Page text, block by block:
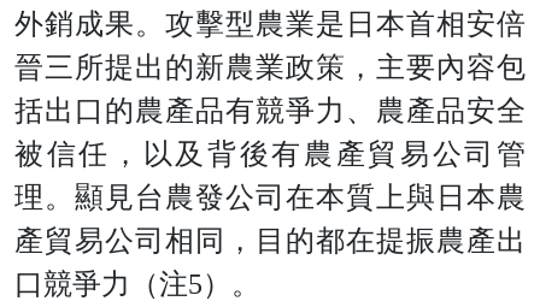
外銷成果。攻擊型農業是日本首相安倍
晉三所提出的新農業政策，主要內容包
括出口的農產品有競爭力、農產品安全
被信任，以及背後有農產貿易公司管
理。顯見台農發公司在本質上與日本農
產貿易公司相同，目的都在提振農產出
口競爭力（注5）。